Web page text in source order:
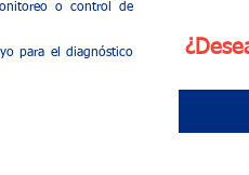
o control de
para el diagnóstico